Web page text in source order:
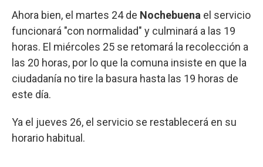
Ahora bien, el martes 24 de Nochebuena el servicio
funcionará "con normalidad" y culminará a las 19
horas. El miércoles 25 se retomará la recolección a
las 20 horas, por lo que la comuna insiste en que la
ciudadanía no tire la basura hasta las 19 horas de
este día.
Ya el jueves 26, el servicio se restablecerá en su
horario habitual.